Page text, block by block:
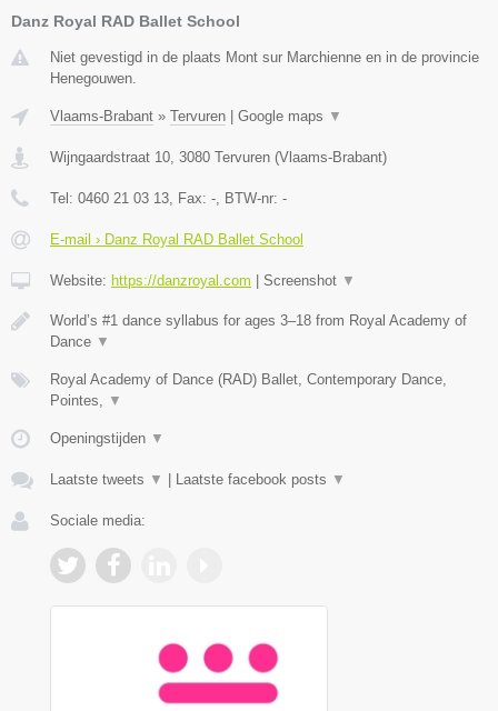
Danz Royal RAD Ballet School
Niet gevestigd in de plaats Mont sur Marchienne en in de provincie
Henegouwen.
Vlaams-Brabant » Tervuren | Google maps ▼
Wijngaardstraat 10 3080 Tervuren (Vlaams-Brabant)
Tel: 0460 21 03 13 , Fax: - , BTW-nr: -
E-mail › Danz Royal RAD Ballet School
Website: https://danzroyal.com | Screenshot ▼
World’s #1 dance syllabus for ages 3–18 from Royal Academy of
Dance ▼
Royal Academy of Dance (RAD) Ballet, Contemporary Dance,
Pointes,
▼
Openingstijden ▼
Laatste tweets ▼ | Laatste facebook posts ▼
Sociale media: